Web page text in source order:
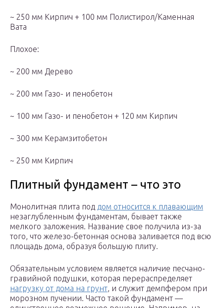
~ 250 мм Кирпич + 100 мм Полистирол/Каменная
Вата
Плохое:
~ 200 мм Дерево
~ 200 мм Газо- и пенобетон
~ 100 мм Газо- и пенобетон + 120 мм Кирпич
~ 300 мм Керамзитобетон
~ 250 мм Кирпич
Плитный фундамент – что это
Монолитная плита под дом относится к плавающим
незаглубленным фундаментам, бывает также
мелкого заложения. Название свое получила из-за
того, что железо-бетонная основа заливается под всю
площадь дома, образуя большую плиту.
Обязательным условием является наличие песчано-
гравийной подушки, которая перераспределяет
нагрузку от дома на грунт, и служит демпфером при
морозном пучении. Часто такой фундамент —